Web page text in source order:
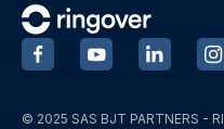
© 2025 SAS BJT PARTNERS -